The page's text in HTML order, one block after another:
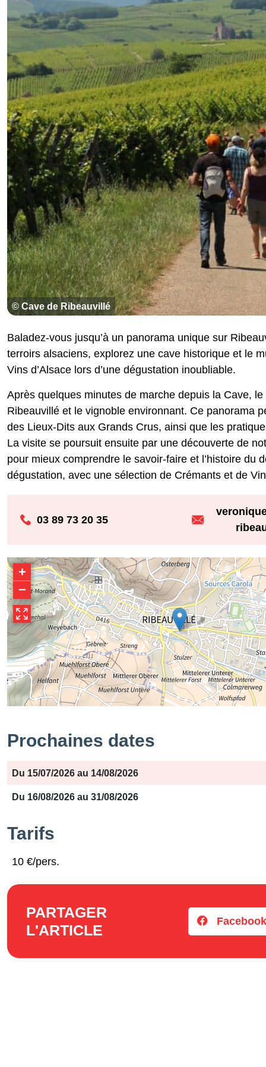
© Cave de Ribeauvillé
Baladez-vous jusqu’à un panorama unique sur
terroirs alsaciens, explorez une cave historique et le
Vins d’Alsace lors d’une dégustation inoubliable.
Après quelques minutes de marche depuis la Cave,
Ribeauvillé et le vignoble environnant. Ce panorama
des Lieux-Dits aux Grands Crus, ainsi que les
La visite se poursuit ensuite par une découverte de
pour mieux comprendre le savoir-faire et l’histoire du
dégustation, avec une sélection de Crémants et de
03 89 73 20 35
+
−
Prochaines dates
Période Jours Horaires
Du 15/07/2026 au 14/08/2026
Du 16/08/2026 au 31/08/2026
Tarifs
10 €/pers.
PARTAGER
L'ARTICLE
Facebook